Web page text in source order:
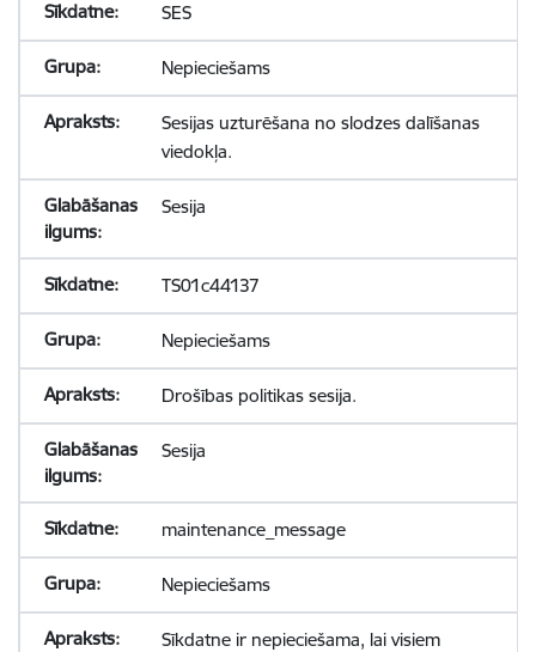
SES
Nepieciešams
Sesijas uzturēšana no slodzes dalīšanas
viedokļa.
Sesija
TS01c44137
Nepieciešams
Drošības politikas sesija.
Sesija
maintenance_message
Nepieciešams
Sīkdatne ir nepieciešama, lai visiem